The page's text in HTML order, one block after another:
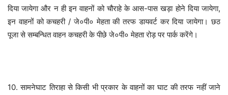
दिया जायेगा और न ही इन वाहनों को चौराहे के आस-पास खड़ा होने दिया जायेगा,
इन वाहनों को कचहरी / जे०पी० मेहता की तरफ डायवर्ट कर दिया जायेगा। छठ
पूजा से सम्बन्धित वाहन कचहरी के पीछे जे०पी० मेहता रोड़ पर पार्क करेंगे।
10. सामनेघाट तिराहा से किसी भी प्रकार के वाहनों का घाट की तरफ नहीं जाने